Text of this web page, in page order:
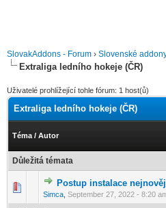
SlovakAddons - Forum › Slovenské
Extraliga ledního hokeje (ČR)
Uživatelé prohlížející tohle fórum: 1 host(ů)
Extraliga ledního hokeje (ČR)
Téma / Autor
Důležitá témata
Postup instalace
Simca September 27, 2022 - 8:20
0 hlas(ů) - 0 z 5
1234